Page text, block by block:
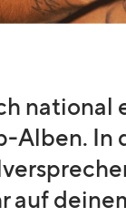
national
Alben. In
auf